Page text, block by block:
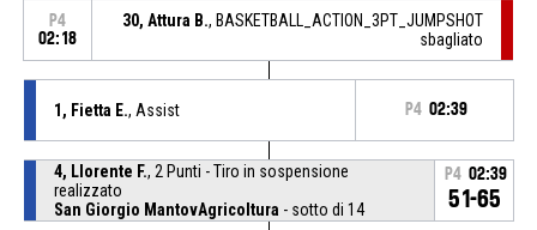
P4
02:18
30, Attura B., BASKETBALL_ACTION_3PT_JUMPSHOT
sbagliato
1, Fietta E., Assist P4 02:39
4, Llorente F., 2 Punti - Tiro in sospensione
realizzato
San Giorgio MantovAgricoltura - sotto di 14
P4 02:39
51-65